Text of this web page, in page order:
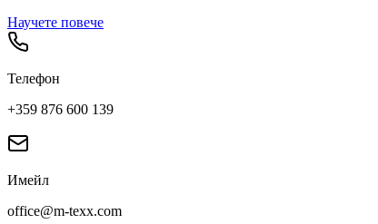
Научете повече
Телефон
+359 876 600 139
Имейл
office@m-texx.com